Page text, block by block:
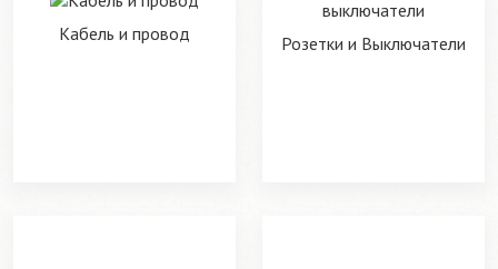
Кабель и провод Розетки и Выключатели